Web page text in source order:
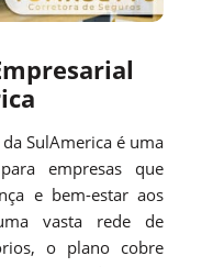
SulAmerica é uma
empresas que
e bem-estar aos
vasta rede de
o plano cobre